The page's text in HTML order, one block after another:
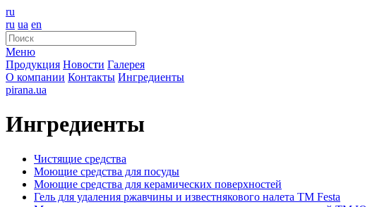
ru
ru ua en
Меню
Продукция Новости Галерея
О компании Контакты Ингредиенты
pirana.ua
Ингредиенты
Чистящие средства
Моющие средства для посуды
Моющие средства для керамических поверхностей
Гель для удаления ржавчины и известнякового налета ТМ Festa